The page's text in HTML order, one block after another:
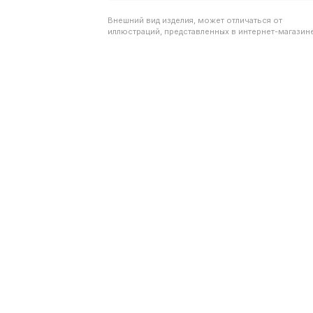
Внешний вид изделия, может отличаться от
иллюстраций, представленных в интернет-